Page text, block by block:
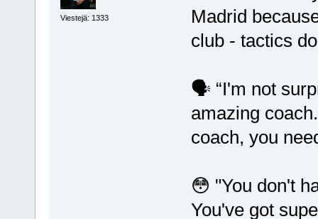
Viestejä: 1333
Madrid
club - tactics
🗣️ “I'm not
amazing
coach, you
😳 "You don't
You've got